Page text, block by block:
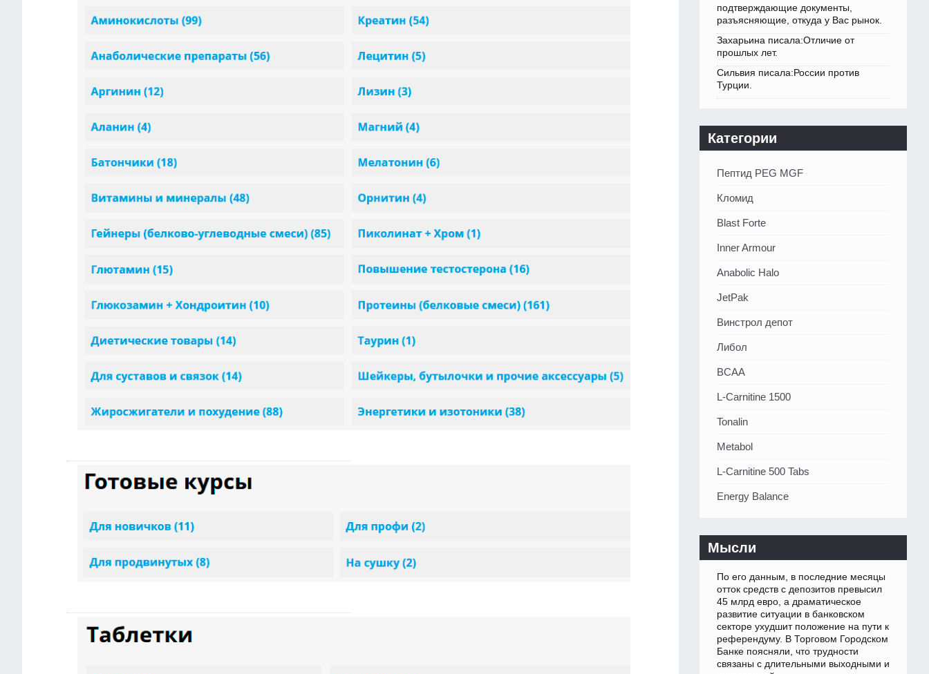
подтверждающие документы,
разъясняющие, откуда у Вас рынок.
Захарьина писала:Отличие от
прошлых лет.
Сильвия писала:России против
Турции.
Категории
Пептид PEG MGF
Кломид
Blast Forte
Inner Armour
Anabolic Halo
JetPak
Винстрол депот
Либол
BCAA
L-Carnitine 1500
Tonalin
Metabol
L-Carnitine 500 Tabs
Energy Balance
Мысли
По его данным, в последние месяцы
отток средств с депозитов превысил
45 млрд евро, а драматическое
развитие ситуации в банковском
секторе ухудшит положение на пути к
референдуму. В Торговом Городском
Банке поясняли, что трудности
связаны с длительными выходными и